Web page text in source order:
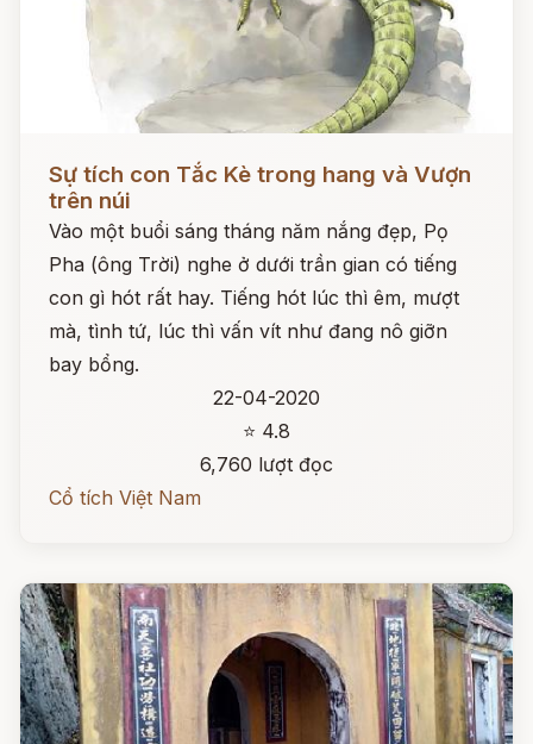
Sự tích con Tắc Kè trong hang và Vượn
trên núi
Vào một buổi sáng tháng năm nắng đẹp, Pọ
Pha (ông Trời) nghe ở dưới trần gian có tiếng
con gì hót rất hay. Tiếng hót lúc thì êm, mượt
mà, tình tứ, lúc thì vấn vít như đang nô giỡn
bay bổng.
22-04-2020
⭐ 4.8
6,760 lượt đọc
Cổ tích Việt Nam